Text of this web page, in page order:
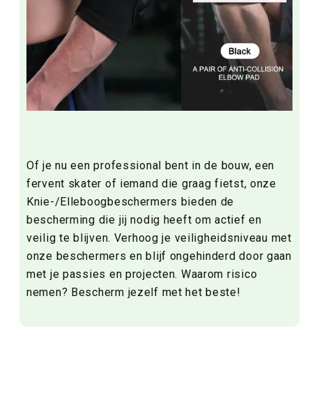
Of je nu een professional bent in de bouw, een
fervent skater of iemand die graag fietst, onze
Knie-/Elleboogbeschermers bieden de
bescherming die jij nodig heeft om actief en
veilig te blijven. Verhoog je veiligheidsniveau met
onze beschermers en blijf ongehinderd door gaan
met je passies en projecten. Waarom risico
nemen? Bescherm jezelf met het beste!